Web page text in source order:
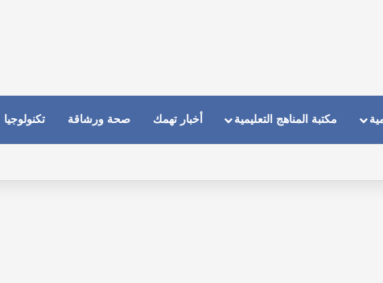
مكتبة المناهج التعليمية أخبار تهمك صحة ورشاقة تكنولوجيا
عندما يكون الصوت بعيد وقت المكالمات